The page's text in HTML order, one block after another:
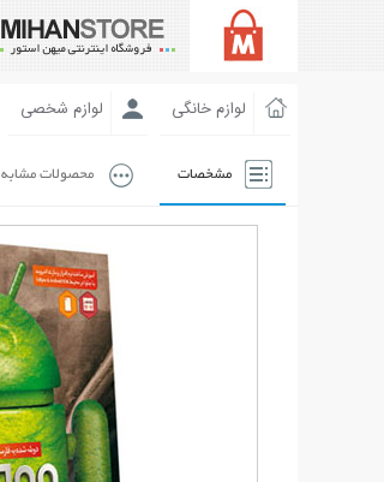
لوازم خانگی لوازم شخصی
مشخصات محصولات مشابه